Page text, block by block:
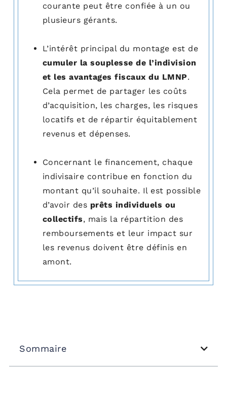
courante peut être confiée à un ou
plusieurs gérants.
L’intérêt principal du montage est de
cumuler la souplesse de l’indivision
et les avantages fiscaux du LMNP.
Cela permet de partager les coûts
d’acquisition, les charges, les risques
locatifs et de répartir équitablement
revenus et dépenses.
Concernant le financement, chaque
indivisaire contribue en fonction du
montant qu’il souhaite. Il est possible
d’avoir des prêts individuels ou
collectifs, mais la répartition des
remboursements et leur impact sur
les revenus doivent être définis en
amont.
Sommaire